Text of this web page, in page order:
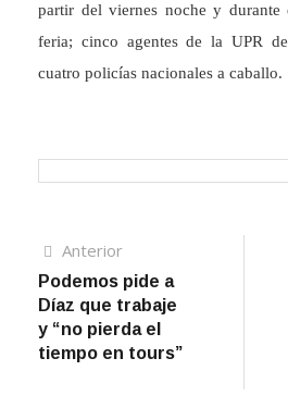
partir del viernes noche y
feria; cinco agentes de la UPR
cuatro policías nacionales a caballo.
Navegación
de
entradas
AnteriorArtículo
anterior
Podemos pide a
Díaz que trabaje
y “no pierda el
tiempo en tours”